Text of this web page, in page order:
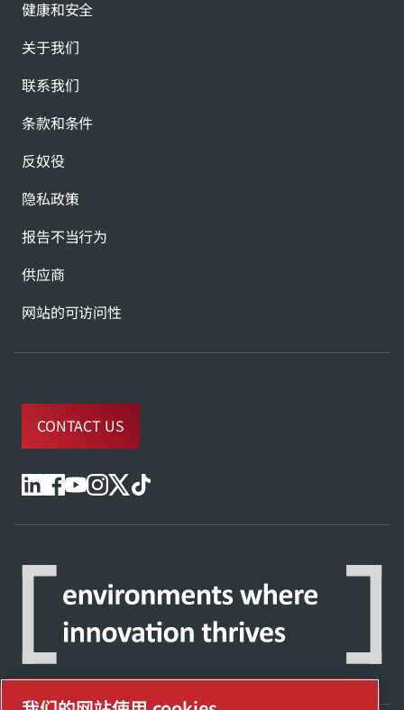
健康和安全
关于我们
联系我们
条款和条件
反奴役
隐私政策
报告不当行为
供应商
网站的可访问性
CONTACT US